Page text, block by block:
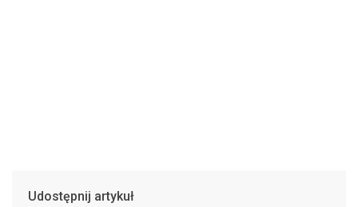
Udostępnij artykuł